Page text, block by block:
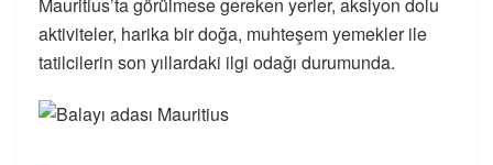
Mauritius’ta görülmese gereken yerler, aksiyon dolu
aktiviteler, harika bir doğa, muhteşem yemekler ile
tatilcilerin son yıllardaki ilgi odağı durumunda.